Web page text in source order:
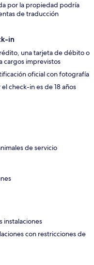
por la propiedad podría
de traducción
in
una tarjeta de débito o
cargos imprevistos
oficial con fotografía
check-in es de 18 años
de servicio
instalaciones
con restricciones de